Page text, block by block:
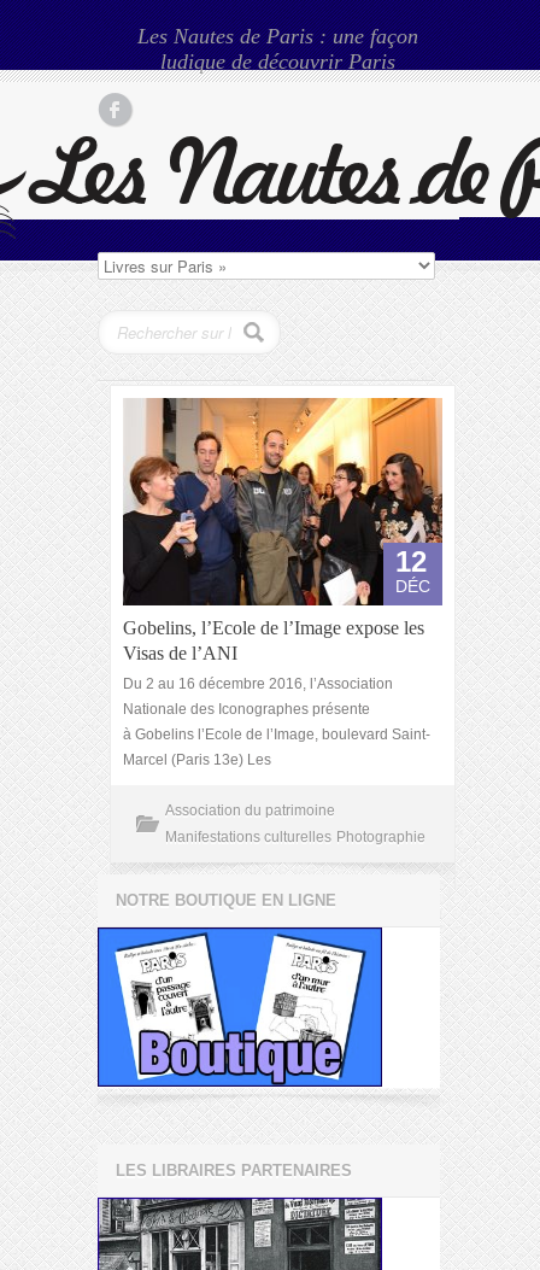
Les Nautes de Paris : une façon
ludique de découvrir Paris
12
DÉC
Gobelins, l’Ecole de l’Image expose les
Visas de l’ANI
Du 2 au 16 décembre 2016, l’Association
Nationale des Iconographes présente
à Gobelins l’Ecole de l’Image, boulevard Saint-
Marcel (Paris 13e) Les
Association du patrimoine
Manifestations culturelles Photographie
NOTRE BOUTIQUE EN LIGNE
LES LIBRAIRES PARTENAIRES